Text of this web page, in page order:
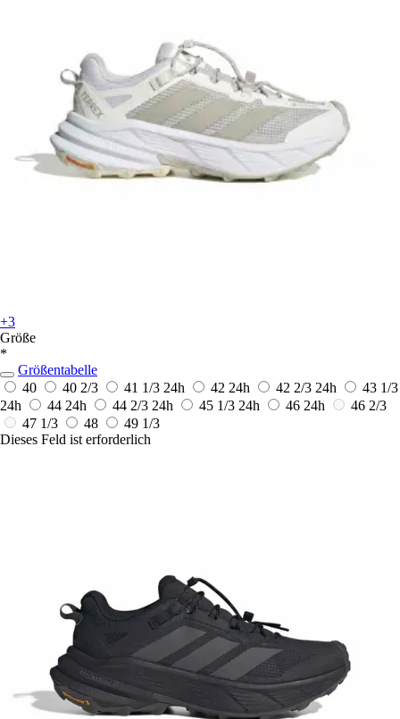
+3
Größe
*
Größentabelle
40
40 2/3 41 1/3 24h 42 24h 42 2/3 24h
43 1/3
24h
44 24h 44 2/3 24h 45 1/3 24h 46 24h
46 2/3
47 1/3
48
49 1/3
Dieses Feld ist erforderlich